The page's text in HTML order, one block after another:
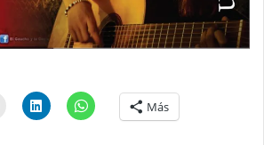
Más